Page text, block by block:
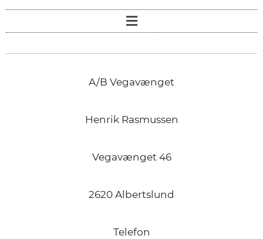
A/B Vegavænget
Henrik Rasmussen
Vegavænget 46
2620 Albertslund
Telefon